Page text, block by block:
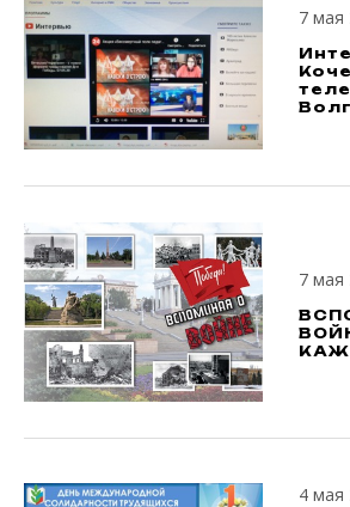
7 мая
7 мая
4 мая